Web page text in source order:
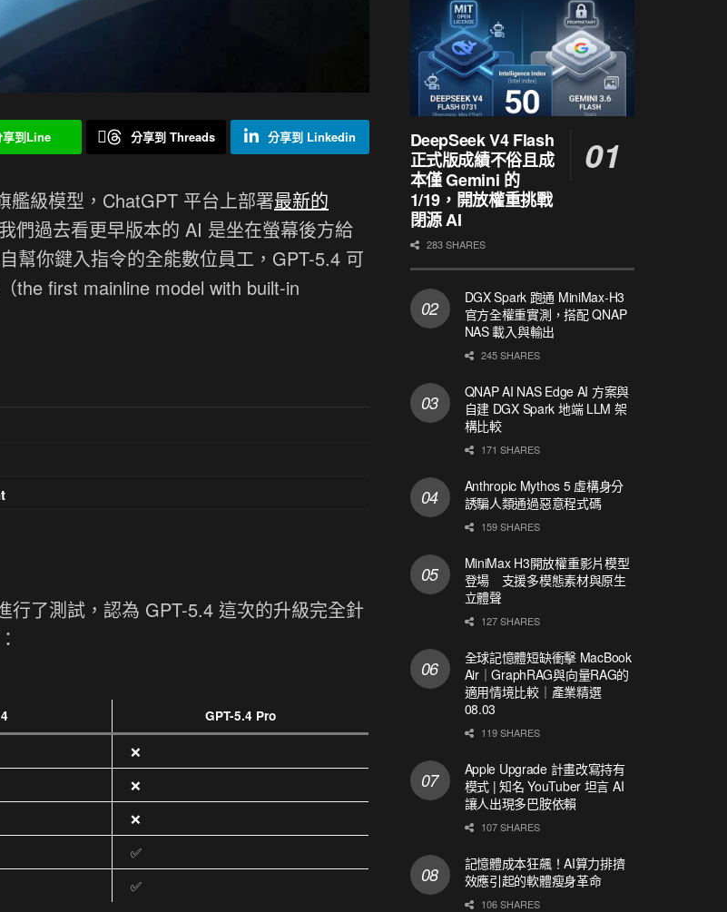
享到Line 分享到 Threads 分享到 Linkedin
艦級模型，ChatGPT 平台上部署最新的
們過去看更早版本的 AI 是坐在螢幕後方給
幫你鍵入指令的全能數位員工，GPT-5.4 可
the first mainline model with built-in
了測試，認為 GPT-5.4 這次的升級完全針
GPT-5.4 Pro
❌
❌
❌
✅
✅
DeepSeek V4 Flash
正式版成績不俗且成
本僅 Gemini 的
1/19，開放權重挑戰
閉源 AI
283 SHARES
DGX Spark 跑通 MiniMax-H3
官方全權重實測，搭配 QNAP
NAS 載入與輸出
245 SHARES
QNAP AI NAS Edge AI 方案與
自建 DGX Spark 地端 LLM 架
構比較
171 SHARES
Anthropic Mythos 5 虛構身分
誘騙人類通過惡意程式碼
159 SHARES
MiniMax H3開放權重影片模型
登場 支援多模態素材與原生
立體聲
127 SHARES
全球記憶體短缺衝擊 MacBook
Air｜GraphRAG與向量RAG的
適用情境比較｜產業精選
08.03
119 SHARES
Apple Upgrade 計畫改寫持有
模式 | 知名 YouTuber 坦言 AI
讓人出現多巴胺依賴
107 SHARES
記憶體成本狂飆！AI算力排擠
效應引起的軟體瘦身革命
106 SHARES